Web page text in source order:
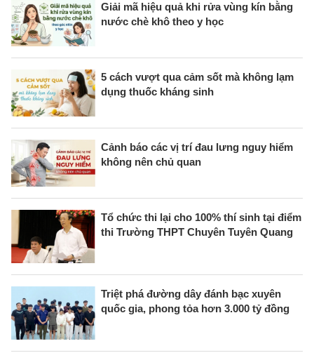
Giải mã hiệu quả khi rửa vùng kín bằng
nước chè khô theo y học
5 cách vượt qua cảm sốt mà không lạm
dụng thuốc kháng sinh
Cảnh báo các vị trí đau lưng nguy hiểm
không nên chủ quan
Tổ chức thi lại cho 100% thí sinh tại điểm
thi Trường THPT Chuyên Tuyên Quang
Triệt phá đường dây đánh bạc xuyên
quốc gia, phong tỏa hơn 3.000 tỷ đồng